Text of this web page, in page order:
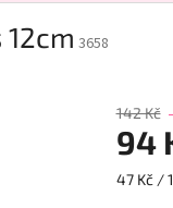
3658
142 Kč
94
Měrná
47 Kč /